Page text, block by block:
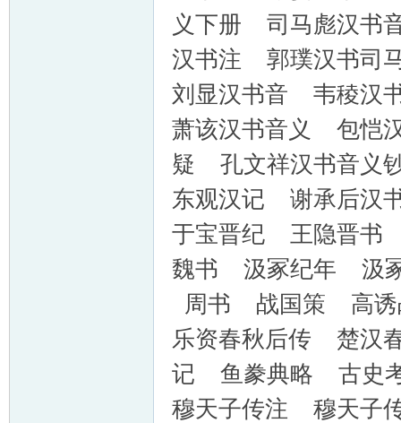
义下册 司马彪汉
汉书注 郭璞汉书司
刘显汉书音 韦稜汉
萧该汉书音义 包恺
疑 孔文祥汉书音
东观汉记 谢承后
于宝晋纪 王隐晋
魏书 汲冢纪年 汲
周书 战国策 高诱
乐资春秋后传 楚
记 鱼豢典略 古史
穆天子传注 穆天